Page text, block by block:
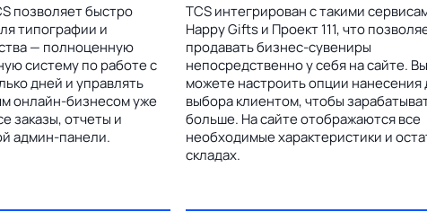
позволяет быстро
типографии и
— полноценную
систему по работе с
дней и управлять
онлайн-бизнесом уже
заказы, отчеты и
админ-панели.
TCS интегрирован с такими
Happy Gifts и Проект 111, что
продавать бизнес-сувениры
непосредственно у себя на сайте. Вы
можете настроить опции нанесения
выбора клиентом, чтобы
больше. На сайте отображаются все
необходимые характеристики и
складах.